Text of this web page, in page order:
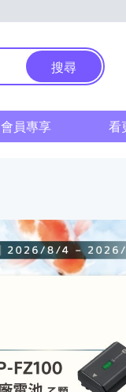
搜尋
會員專享 看